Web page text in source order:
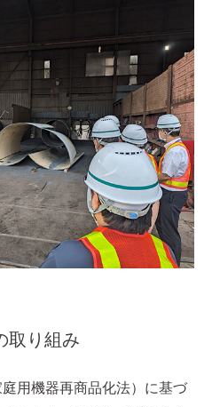
取り組み
用機器再商品化法）に基づ